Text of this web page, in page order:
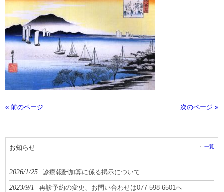
« 前のページ 次のページ »
お知らせ 一覧
2026/1/25 診療報酬加算に係る掲示について
2023/9/1 再診予約の変更、お問い合わせは077-598-6501へ